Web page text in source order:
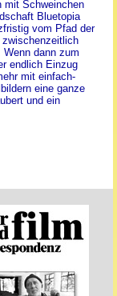
mit Schweinchen
Bluetopia
vom Pfad der
dann zum
endlich Einzug
mit einfach-
eine ganze
und ein